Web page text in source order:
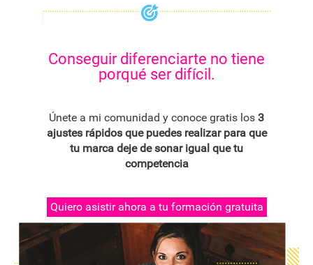
SOBRE MI
BLOG
Conseguir diferenciarte no tiene
porqué ser difícil.
Únete a mi comunidad y conoce gratis los 3
ajustes rápidos que puedes realizar para que
tu marca deje de sonar igual que tu
competencia
Quiero asistir ahora a tu formación gratuita